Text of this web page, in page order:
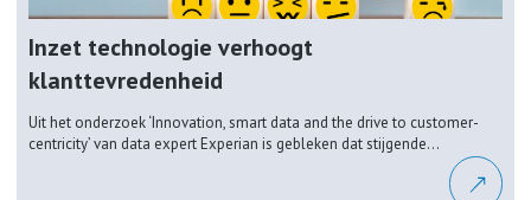
Inzet technologie verhoogt
klanttevredenheid
Uit het onderzoek ‘Innovation, smart data and the drive to customer-
centricity’ van data expert Experian is gebleken dat stijgende...